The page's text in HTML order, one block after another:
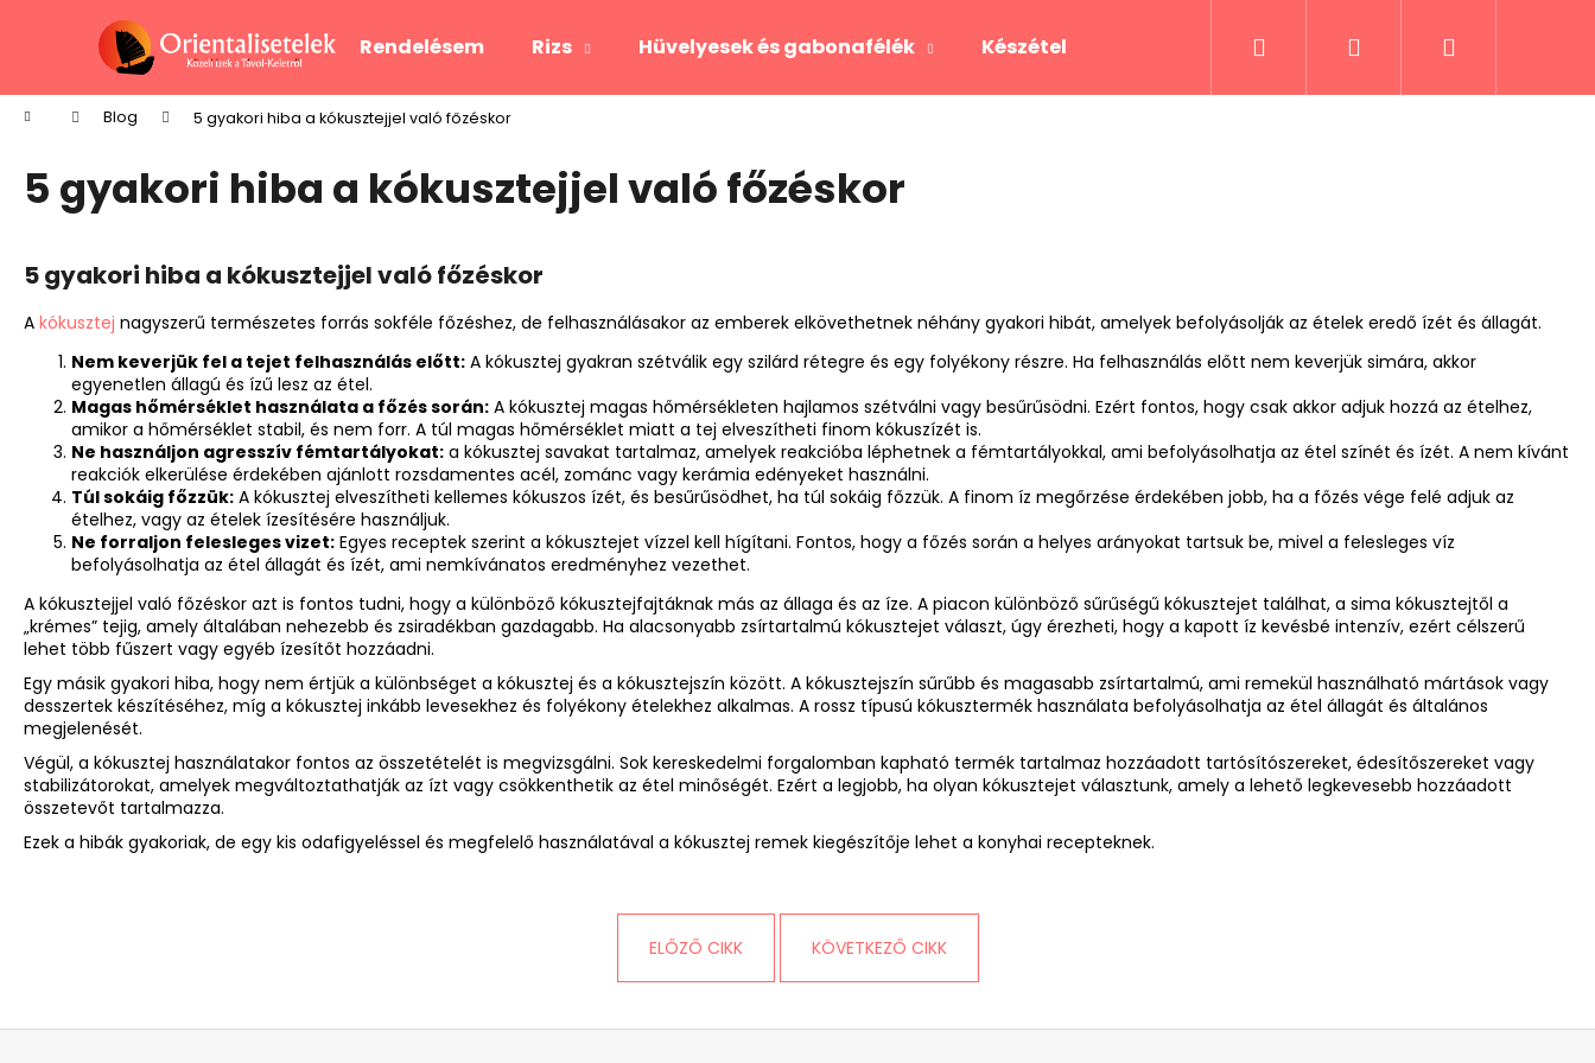
Rendelésem Rizs Hüvelyesek és gabonafélék Készételek Fűszerek és receptek Italok
Keresés Bejelentkezés
KezdőlapBlog 5 gyakori hiba a kókusztejjel való főzéskor
5 gyakori hiba a kókusztejjel való főzéskor
5 gyakori hiba a kókusztejjel való főzéskor
A kókusztej nagyszerű természetes forrás sokféle főzéshez, de felhasználásakor az emberek elkövethetnek néhány gyakori hibát, amelyek befolyásolják az ételek eredő ízét és állagát.
Nem keverjük fel a tejet felhasználás előtt: A kókusztej gyakran szétválik egy szilárd rétegre és egy folyékony részre. Ha felhasználás előtt nem keverjük simára, akkor
egyenetlen állagú és ízű lesz az étel.
Magas hőmérséklet használata a főzés során: A kókusztej magas hőmérsékleten hajlamos szétválni vagy besűrűsödni. Ezért fontos, hogy csak akkor adjuk hozzá az ételhez,
amikor a hőmérséklet stabil, és nem forr. A túl magas hőmérséklet miatt a tej elveszítheti finom kókuszízét is.
Ne használjon agresszív fémtartályokat: a kókusztej savakat tartalmaz, amelyek reakcióba léphetnek a fémtartályokkal, ami befolyásolhatja az étel színét és ízét. A nem kívánt
reakciók elkerülése érdekében ajánlott rozsdamentes acél, zománc vagy kerámia edényeket használni.
Túl sokáig főzzük: A kókusztej elveszítheti kellemes kókuszos ízét, és besűrűsödhet, ha túl sokáig főzzük. A finom íz megőrzése érdekében jobb, ha a főzés vége felé adjuk az
ételhez, vagy az ételek ízesítésére használjuk.
Ne forraljon felesleges vizet: Egyes receptek szerint a kókusztejet vízzel kell hígítani. Fontos, hogy a főzés során a helyes arányokat tartsuk be, mivel a felesleges víz
befolyásolhatja az étel állagát és ízét, ami nemkívánatos eredményhez vezethet.
A kókusztejjel való főzéskor azt is fontos tudni, hogy a különböző kókusztejfajtáknak más az állaga és az íze. A piacon különböző sűrűségű kókusztejet találhat, a sima kókusztejtől a
„krémes” tejig, amely általában nehezebb és zsiradékban gazdagabb. Ha alacsonyabb zsírtartalmú kókusztejet választ, úgy érezheti, hogy a kapott íz kevésbé intenzív, ezért célszerű
lehet több fűszert vagy egyéb ízesítőt hozzáadni.
Egy másik gyakori hiba, hogy nem értjük a különbséget a kókusztej és a kókusztejszín között. A kókusztejszín sűrűbb és magasabb zsírtartalmú, ami remekül használható mártások vagy
desszertek készítéséhez, míg a kókusztej inkább levesekhez és folyékony ételekhez alkalmas. A rossz típusú kókusztermék használata befolyásolhatja az étel állagát és általános
megjelenését.
Végül, a kókusztej használatakor fontos az összetételét is megvizsgálni. Sok kereskedelmi forgalomban kapható termék tartalmaz hozzáadott tartósítószereket, édesítőszereket vagy
stabilizátorokat, amelyek megváltoztathatják az ízt vagy csökkenthetik az étel minőségét. Ezért a legjobb, ha olyan kókusztejet választunk, amely a lehető legkevesebb hozzáadott
összetevőt tartalmazza.
Ezek a hibák gyakoriak, de egy kis odafigyeléssel és megfelelő használatával a kókusztej remek kiegészítője lehet a konyhai recepteknek.
ELŐZŐ CIKK KÖVETKEZŐ CIKK
á
Vissza
a boltba
Vissza
a boltba
L